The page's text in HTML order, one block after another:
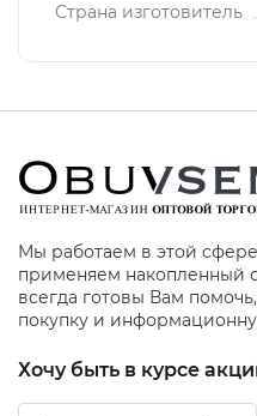
Страна изготовитель
Мы работаем в этой
применяем накопленный
всегда готовы Вам
покупку и
Хочу быть в курсе